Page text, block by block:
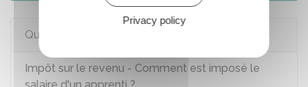
Questions ? Réponses !
Impôt sur le revenu - Comment est imposé le
Privacy policy